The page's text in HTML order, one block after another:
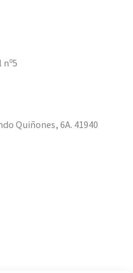
Quiñones, 6A. 41940